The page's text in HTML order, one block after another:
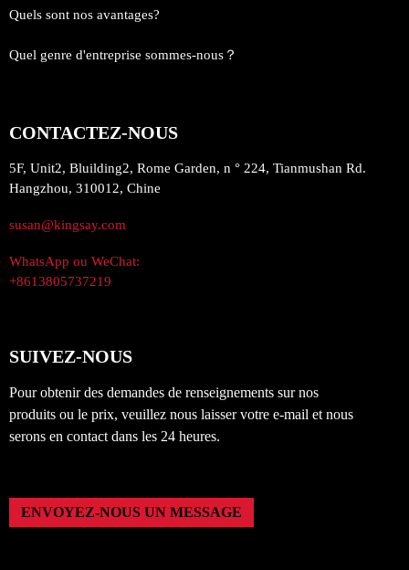
Quels sont nos avantages?
Quel genre d'entreprise sommes-nous？
CONTACTEZ-NOUS
5F, Unit2, Bluilding2, Rome Garden, n ° 224, Tianmushan Rd.
Hangzhou, 310012, Chine
susan@kingsay.com
WhatsApp ou WeChat:
+8613805737219
SUIVEZ-NOUS
Pour obtenir des demandes de renseignements sur nos
produits ou le prix, veuillez nous laisser votre e-mail et nous
serons en contact dans les 24 heures.
ENVOYEZ-NOUS UN MESSAGE